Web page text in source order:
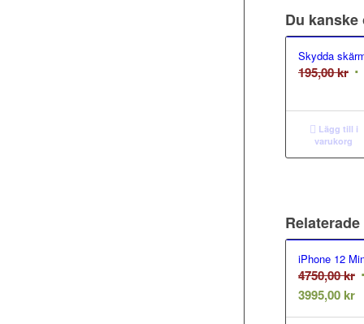
Du
Skydda
195,00kr
Lägg till i
varukorg
iPhone 12
4750,00kr
3995,00 krDet